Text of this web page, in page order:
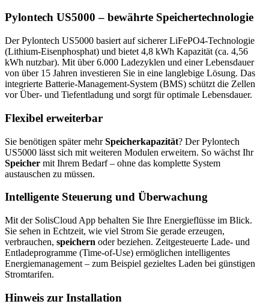
Pylontech US5000 – bewährte Speichertechnologie
Der Pylontech US5000 basiert auf sicherer LiFePO4-Technologie
(Lithium-Eisenphosphat) und bietet 4,8 kWh Kapazität (ca. 4,56
kWh nutzbar). Mit über 6.000 Ladezyklen und einer Lebensdauer
von über 15 Jahren investieren Sie in eine langlebige Lösung. Das
integrierte Batterie-Management-System (BMS) schützt die Zellen
vor Über- und Tiefentladung und sorgt für optimale Lebensdauer.
Flexibel erweiterbar
Sie benötigen später mehrSpeicherkapazität? Der Pylontech
US5000 lässt sich mit weiteren Modulen erweitern. So wächst Ihr
Speicher mit Ihrem Bedarf – ohne das komplette System
austauschen zu müssen.
Intelligente Steuerung und Überwachung
Mit der SolisCloud App behalten Sie Ihre Energieflüsse im Blick.
Sie sehen in Echtzeit, wie viel Strom Sie gerade erzeugen,
verbrauchen, speichern oder beziehen. Zeitgesteuerte Lade- und
Entladeprogramme (Time-of-Use) ermöglichen intelligentes
Energiemanagement – zum Beispiel gezieltes Laden bei günstigen
Stromtarifen.
Hinweis zur Installation